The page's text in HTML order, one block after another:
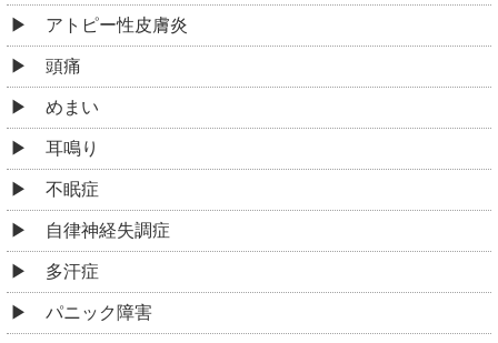
アトピー性皮膚炎
頭痛
めまい
耳鳴り
不眠症
自律神経失調症
多汗症
パニック障害